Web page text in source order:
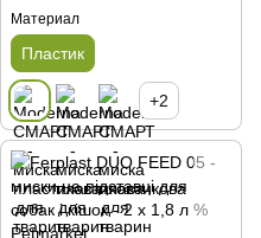
Материал
Пластик
+2